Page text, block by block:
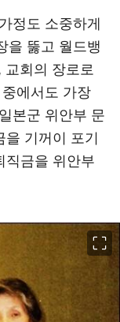
정도 소중하게
을 뚫고 월드뱅
회의 장로로
에서도 가장
본군 위안부 문
기꺼이 포기
직금을 위안부